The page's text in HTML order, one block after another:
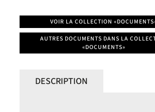
VOIR LA COLLECTION
AUTRES DOCUMENTS DANS LA
«DOCUMENTS»
DESCRIPTION